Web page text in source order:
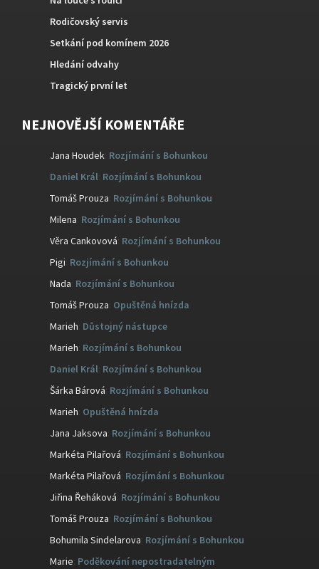
Rodičovský servis
Setkání pod komínem 2026
Hledání odvahy
Tragický první let
NEJNOVĚJŠÍ KOMENTÁŘE
Jana Houdek Rozjímání s Bohunkou
Daniel Král Rozjímání s Bohunkou
Tomáš Prouza Rozjímání s Bohunkou
Milena Rozjímání s Bohunkou
Věra Cankovová Rozjímání s Bohunkou
Pigi Rozjímání s Bohunkou
Nada Rozjímání s Bohunkou
Tomáš Prouza Opuštěná hnízda
Marieh Důstojný nástupce
Marieh Rozjímání s Bohunkou
Daniel Král Rozjímání s Bohunkou
Šárka Bárová Rozjímání s Bohunkou
Marieh Opuštěná hnízda
Jana Jaksova Rozjímání s Bohunkou
Markéta Pilařová Rozjímání s Bohunkou
Markéta Pilařová Rozjímání s Bohunkou
Jiřina Řeháková Rozjímání s Bohunkou
Tomáš Prouza Rozjímání s Bohunkou
Bohumila Sindelarova: Rozjímání s Bohunkou
Marie: Poděkování nepostradatelným